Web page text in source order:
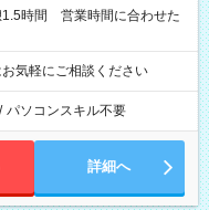
気軽にご相談ください
/ パソコンスキル不要
詳細へ